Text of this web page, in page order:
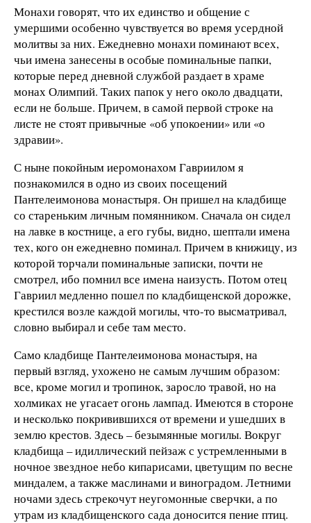
Монахи говорят, что их единство и общение с
умершими особенно чувствуется во время усердной
молитвы за них. Ежедневно монахи поминают всех,
чьи имена занесены в особые поминальные папки,
которые перед дневной службой раздает в храме
монах Олимпий. Таких папок у него около двадцати,
если не больше. Причем, в самой первой строке на
листе не стоят привычные «об упокоении» или «о
здравии».
С ныне покойным иеромонахом Гавриилом я
познакомился в одно из своих посещений
Пантелеимонова монастыря. Он пришел на кладбище
со стареньким личным помянником. Сначала он сидел
на лавке в костнице, а его губы, видно, шептали имена
тех, кого он ежедневно поминал. Причем в книжицу, из
которой торчали поминальные записки, почти не
смотрел, ибо помнил все имена наизусть. Потом отец
Гавриил медленно пошел по кладбищенской дорожке,
крестился возле каждой могилы, что-то высматривал,
словно выбирал и себе там место.
Само кладбище Пантелеимонова монастыря, на
первый взгляд, ухожено не самым лучшим образом:
все, кроме могил и тропинок, заросло травой, но на
холмиках не угасает огонь лампад. Имеются в стороне
и несколько покривившихся от времени и ушедших в
землю крестов. Здесь – безымянные могилы. Вокруг
кладбища – идиллический пейзаж с устремленными в
ночное звездное небо кипарисами, цветущим по весне
миндалем, а также маслинами и виноградом. Летними
ночами здесь стрекочут неугомонные сверчки, а по
утрам из кладбищенского сада доносится пение птиц.